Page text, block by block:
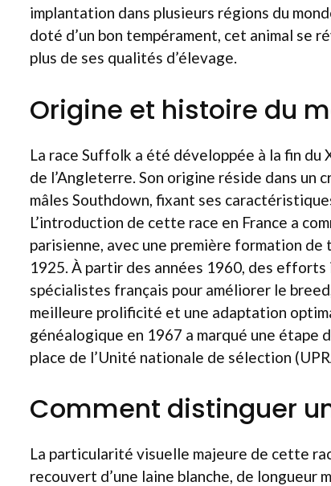
implantation dans plusieurs régions du
doté d’un bon tempérament, cet animal se
plus de ses qualités d’élevage.
Origine et histoire du
La race Suffolk a été développée à la fin du
de l’Angleterre. Son origine réside dans
mâles Southdown, fixant ses
L’introduction de cette race en France a
parisienne, avec une première formation
1925. À partir des années 1960, des
spécialistes français pour améliorer le
meilleure prolificité et une adaptation
généalogique en 1967 a marqué une étape
place de l’Unité nationale de sélection
Comment distinguer
La particularité visuelle majeure de cette
recouvert d’une laine blanche, de longueur